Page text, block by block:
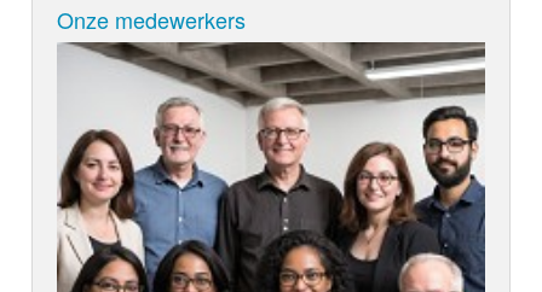
Onze medewerkers